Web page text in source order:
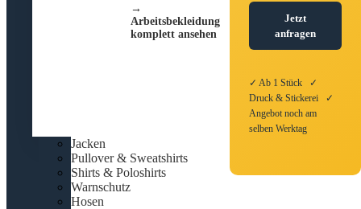
→
Arbeitsbekleidung
komplett ansehen
Jetzt
anfragen
✓ Ab 1 Stück ✓
Druck & Stickerei ✓
Angebot noch am
selben Werktag
Jacken
Pullover & Sweatshirts
Shirts & Poloshirts
Warnschutz
Hosen